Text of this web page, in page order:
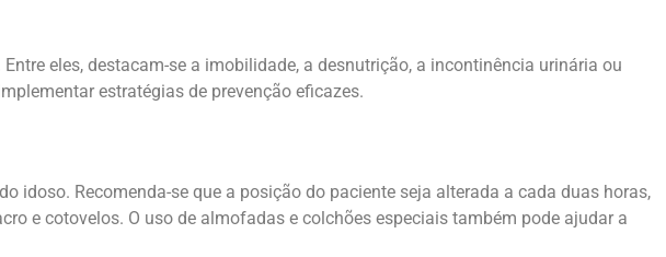
eles, destacam-se a imobilidade, a desnutrição, a incontinência urinária ou
estratégias de prevenção eficazes.
idoso. Recomenda-se que a posição do paciente seja alterada a cada duas horas,
e cotovelos. O uso de almofadas e colchões especiais também pode ajudar a